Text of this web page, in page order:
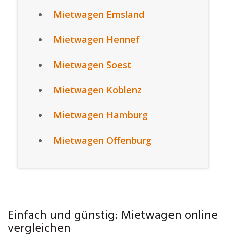
Mietwagen Emsland
Mietwagen Hennef
Mietwagen Soest
Mietwagen Koblenz
Mietwagen Hamburg
Mietwagen Offenburg
Einfach und günstig: Mietwagen online
vergleichen